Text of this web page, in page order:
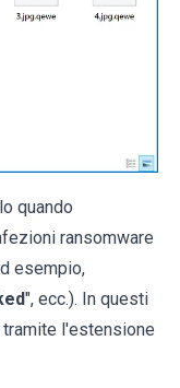
quando
ransomware
esempio,
", ecc.). In questi
l'estensione